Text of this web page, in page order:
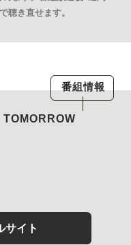
聴き直せます。
番組情報
サイト